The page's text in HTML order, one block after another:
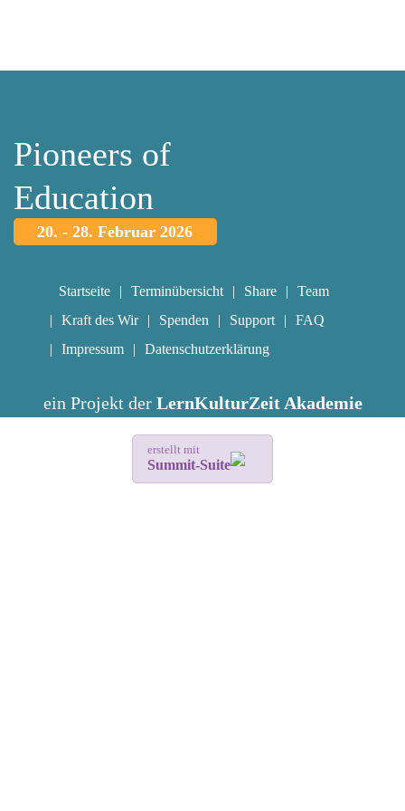
Pioneers of
Education
20. - 28. Februar 2026
Startseite Terminübersicht Share
Team
Kraft des Wir
Spenden Support
FAQ
Impressum
Datenschutzerklärung
ein Projekt der LernKulturZeit Akademie
erstellt mit
Summit-Suite